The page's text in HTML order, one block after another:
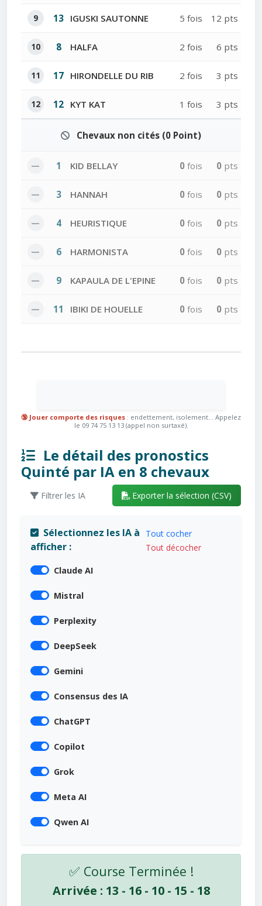
9 13 IGUSKI SAUTONNE 5 fois 12 pts
10 8 HALFA 2 fois 6 pts
11 17 HIRONDELLE DU RIB 2 fois 3 pts
12 12 KYT KAT 1 fois 3 pts
Chevaux non cités (0 Point)
— 1 KID BELLAY 0 fois 0 pts
— 3 HANNAH 0 fois 0 pts
— 4 HEURISTIQUE 0 fois 0 pts
— 6 HARMONISTA 0 fois 0 pts
— 9 KAPAULA DE L'EPINE 0 fois 0 pts
— 11 IBIKI DE HOUELLE 0 fois 0 pts
🔞 Jouer comporte des risques : endettement, isolement... Appelez
le 09 74 75 13 13 (appel non surtaxé).
Le détail des pronostics
Quinté par IA en 8 chevaux
Filtrer les IA Exporter la sélection (CSV)
Sélectionnez les IA à
afficher :
Tout cocher
Tout décocher
Claude AI
Mistral
Perplexity
DeepSeek
Gemini
Consensus des IA
ChatGPT
Copilot
Grok
Meta AI
Qwen AI
✅ Course Terminée !
Arrivée : 13 - 16 - 10 - 15 - 18